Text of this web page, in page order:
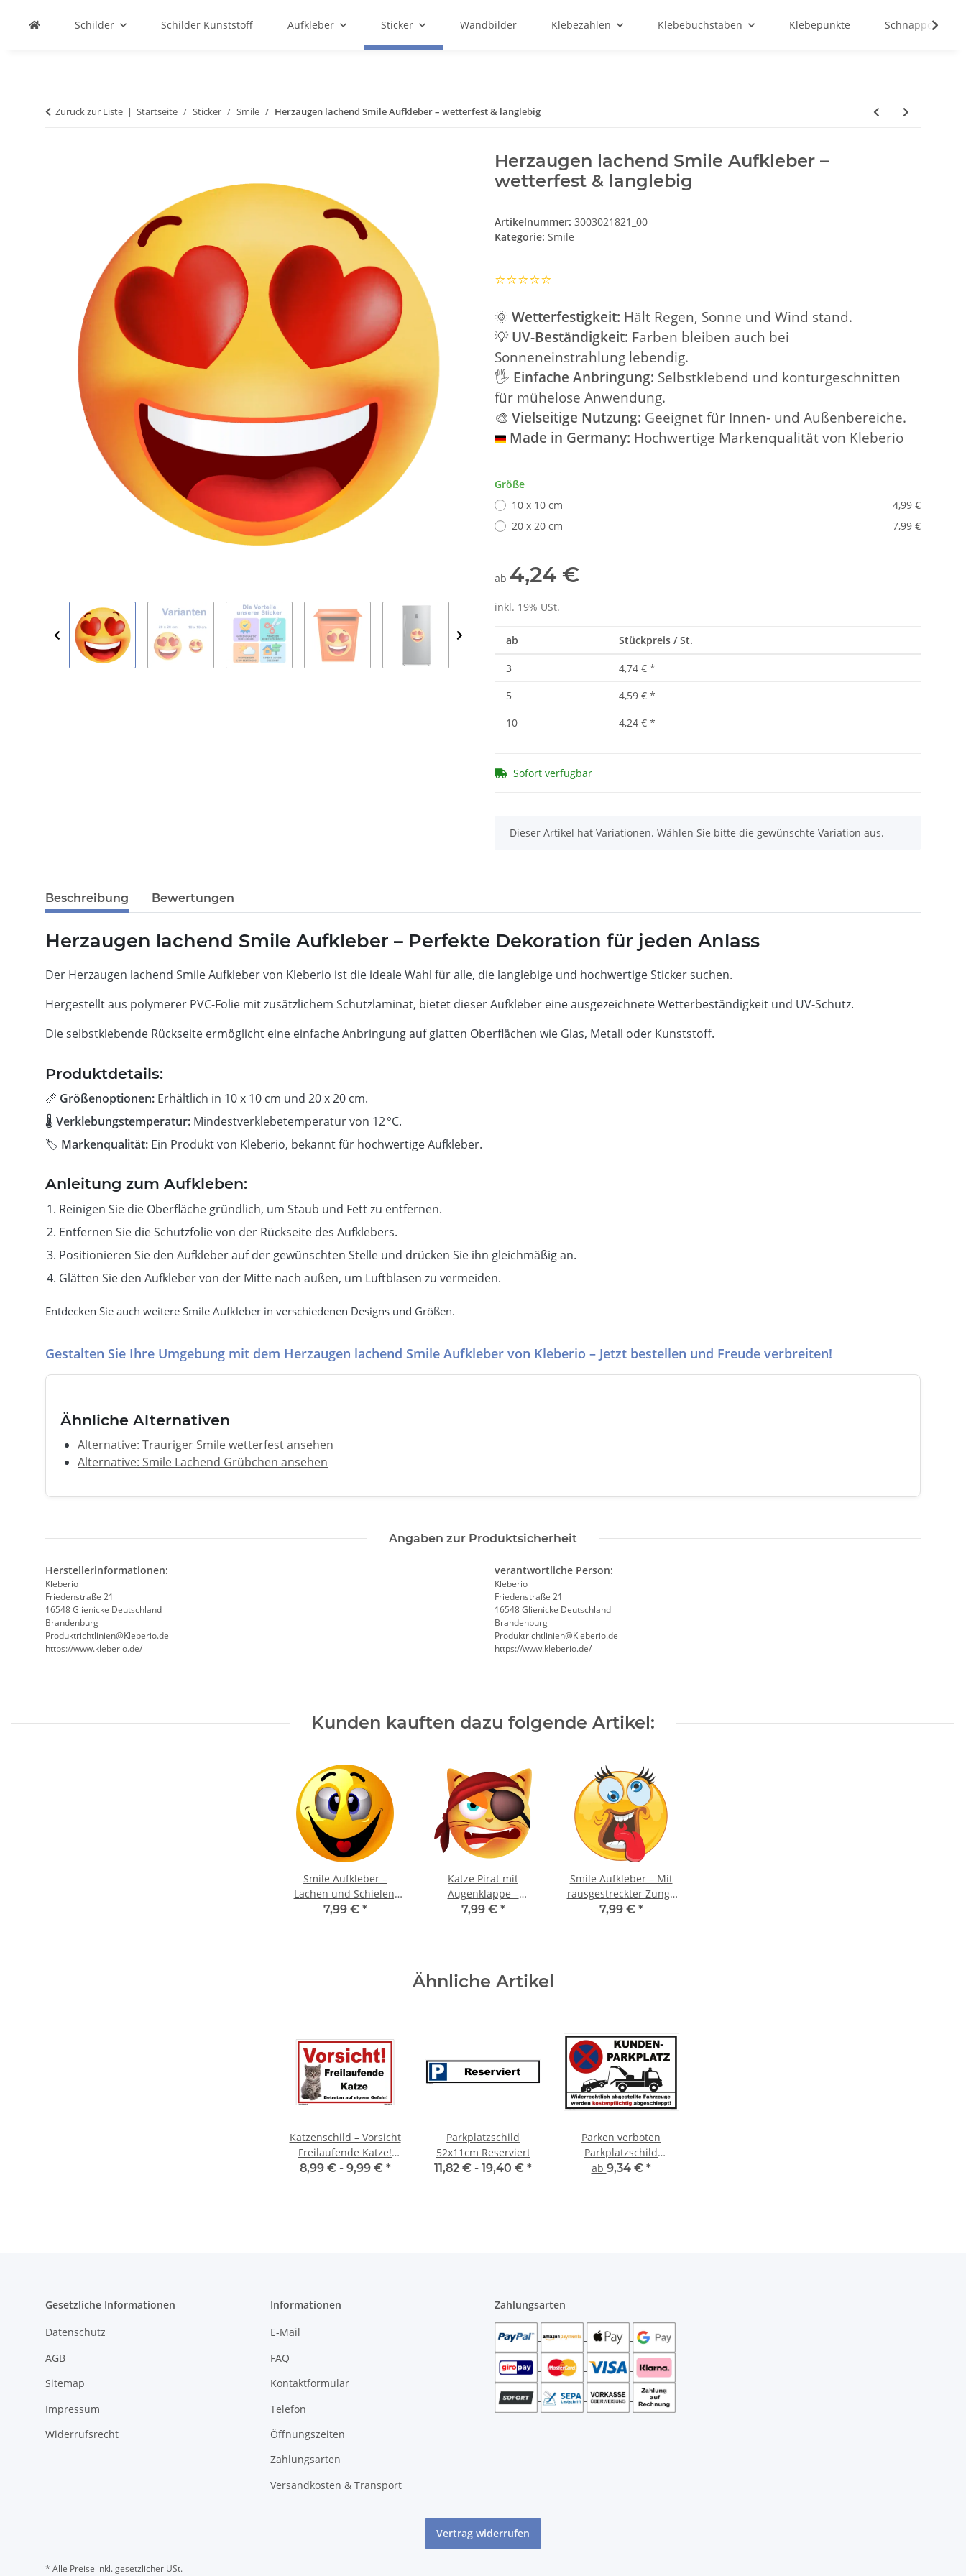
Schilder Schilder Kunststoff Aufkleber Sticker Wandbilder Klebezahlen Klebebuchstaben Klebepunkte
Zurück zur Liste Startseite Sticker Smile Herzaugen lachend Smile Aufkleber – wetterfest & langlebig
Herzaugen lachend Smile Aufkleber –
wetterfest & langlebig
Artikelnummer: 3003021821_00
Kategorie: Smile
⭐️⭐️⭐️⭐️⭐️
🌞 Wetterfestigkeit: Hält Regen, Sonne und Wind stand.
💡UV-Beständigkeit: Farben bleiben auch bei
Sonneneinstrahlung lebendig.
🖐 Einfache Anbringung: Selbstklebend und konturgeschnitten
für mühelose Anwendung.
🎨 Vielseitige Nutzung: Geeignet für Innen- und Außenbereiche.
Made in Germany: Hochwertige Markenqualität von Kleberio
Größe
10 x 10 cm
4,99 €
20 x 20 cm
7,99 €
ab 4,24 €
inkl. 19% USt.
ab Stückpreis / St.
3 4,74 € *
5
4,59 € *
10
4,24 € *
Sofort verfügbar
x
Dieser Artikel hat Variationen. Wählen Sie bitte die gewünschte Variation aus.
Beschreibung Bewertungen
Herzaugen lachend Smile Aufkleber – Perfekte Dekoration für jeden Anlass
Der Herzaugen lachend Smile Aufkleber von Kleberio ist die ideale Wahl für alle, die langlebige und hochwertige Sticker suchen.
Hergestellt aus polymerer PVC-Folie mit zusätzlichem Schutzlaminat, bietet dieser Aufkleber eine ausgezeichnete Wetterbeständigkeit und UV-Schutz.
Die selbstklebende Rückseite ermöglicht eine einfache Anbringung auf glatten Oberflächen wie Glas, Metall oder Kunststoff.
Produktdetails:
📏 Größenoptionen: Erhältlich in 10 x 10 cm und 20 x 20 cm.
🌡 Verklebungstemperatur: Mindestverklebetemperatur von 12 °C.
🏷 Markenqualität: Ein Produkt von Kleberio, bekannt für hochwertige Aufkleber.
Anleitung zum Aufkleben:
Reinigen Sie die Oberfläche gründlich, um Staub und Fett zu entfernen.
Entfernen Sie die Schutzfolie von der Rückseite des Aufklebers.
Positionieren Sie den Aufkleber auf der gewünschten Stelle und drücken Sie ihn gleichmäßig an.
Glätten Sie den Aufkleber von der Mitte nach außen, um Luftblasen zu vermeiden.
Entdecken Sie auch weitere Smile Aufkleber in verschiedenen Designs und Größen.
Gestalten Sie Ihre Umgebung mit dem Herzaugen lachend Smile Aufkleber von Kleberio – Jetzt bestellen und Freude verbreiten!
Ähnliche Alternativen
Alternative: Trauriger Smile wetterfest ansehen
Alternative: Smile Lachend Grübchen ansehen
Angaben zur Produktsicherheit
Herstellerinformationen:
Kleberio
Friedenstraße 21
16548 Glienicke Deutschland
Brandenburg
Produktrichtlinien@Kleberio.de
https://www.kleberio.de/
verantwortliche Person:
Kleberio
Friedenstraße 21
16548 Glienicke Deutschland
Brandenburg
Produktrichtlinien@Kleberio.de
https://www.kleberio.de/
Kunden kauften dazu folgende Artikel:
Smile Aufkleber –
Lachen und Schielen,
wetterfest & langlebig
7,99 € *
Katze Pirat mit
Augenklappe –
Wetterfester Aufkleber
7,99 € *
Smile Aufkleber – Mit
rausgestreckter Zunge
und verdrehten Augen
7,99 € *
Ähnliche Artikel
Katzenschild – Vorsicht
Freilaufende Katze!
Warnschild für Haus &
8,99 € - 9,99 € *
Parkplatzschild
52x11cm Reserviert
11,82 € - 19,40 € *
Parken verboten
Parkplatzschild
Kundenparkplatz
ab 9,34 € *
Gesetzliche Informationen
Datenschutz
AGB
Sitemap
Impressum
Widerrufsrecht
Informationen
E-Mail
FAQ
Kontaktformular
Telefon
Öffnungszeiten
Zahlungsarten
Versandkosten & Transport
Zahlungsarten
Vertrag widerrufen
* Alle Preise inkl. gesetzlicher USt.